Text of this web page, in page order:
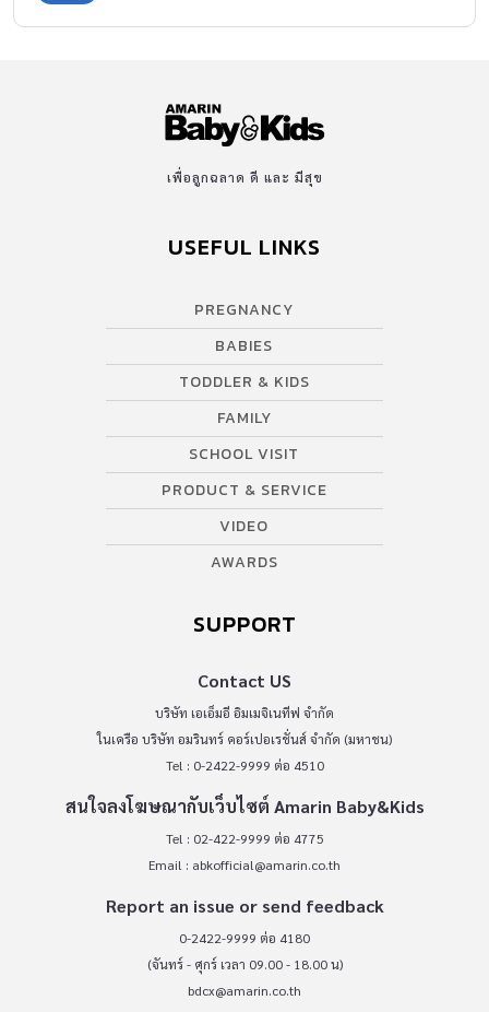
เพื่อลูกฉลาด ดี และ มีสุข
USEFUL LINKS
PREGNANCY
BABIES
TODDLER & KIDS
FAMILY
SCHOOL VISIT
PRODUCT & SERVICE
VIDEO
AWARDS
SUPPORT
Contact US
บริษัท เอเอ็มอี อิมเมจิเนทีฟ จำกัด
ในเครือ บริษัท อมรินทร์ คอร์เปอเรชั่นส์ จำกัด (มหาชน)
Tel : 0-2422-9999 ต่อ 4510
สนใจลงโฆษณากับเว็บไซต์ Amarin Baby&Kids
Tel : 02-422-9999 ต่อ 4775
Email : abkofficial@amarin.co.th
Report an issue or send feedback
0-2422-9999 ต่อ 4180
(จันทร์ - ศุกร์ เวลา 09.00 - 18.00 น)
bdcx@amarin.co.th